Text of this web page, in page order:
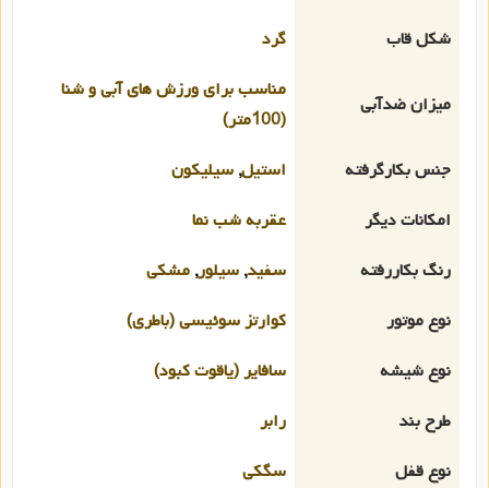
شکل قاب
گرد
میزان ضدآبی
مناسب برای ورزش های آبی و شنا
(100متر)
جنس بکارگرفته
استیل, سیلیکون
امکانات دیگر
عقربه شب نما
رنگ بکاررفته
سفید, سیلور, مشکی
نوع موتور
کوارتز سوئیسی (باطری)
نوع شیشه
سافایر (یاقوت کبود)
طرح بند
رابر
نوع قفل
سگکی